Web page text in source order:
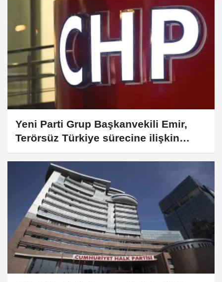
Yeni Parti Grup Başkanvekili Emir,
Terörsüz Türkiye sürecine ilişkin
açıklama yaptı: